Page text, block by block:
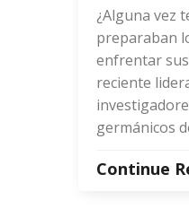
¿Alguna vez
preparaban
enfrentar
reciente
germánicos
Continue